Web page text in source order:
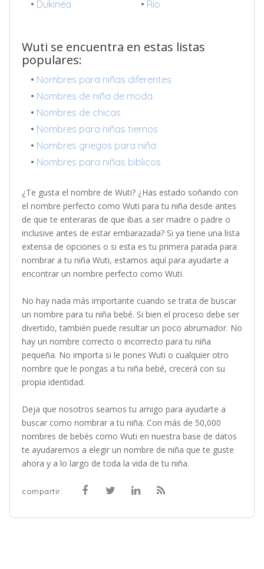
• Dukinea • Rio
Wuti se encuentra en estas listas
populares:
• Nombres para niñas diferentes
• Nombres de niña de moda
• Nombres de chicas
• Nombres para niñas tiernos
• Nombres griegos para niña
• Nombres para niñas biblicos
¿Te gusta el nombre de Wuti? ¿Has estado soñando con
el nombre perfecto como Wuti para tu niña desde antes
de que te enteraras de que ibas a ser madre o padre o
inclusive antes de estar embarazada? Si ya tiene una lista
extensa de opciones o si esta es tu primera parada para
nombrar a tu niña Wuti, estamos aquí para ayudarte a
encontrar un nombre perfecto como Wuti.
No hay nada más importante cuando se trata de buscar
un nombre para tu niña bebé. Si bien el proceso debe ser
divertido, también puede resultar un poco abrumador. No
hay un nombre correcto o incorrecto para tu niña
pequeña. No importa si le pones Wuti o cualquier otro
nombre que le pongas a tu niña bebé, crecerá con su
propia identidad.
Deja que nosotros seamos tu amigo para ayudarte a
buscar como nombrar a tu niña. Con más de 50,000
nombres de bebés como Wuti en nuestra base de datos
te ayudaremos a elegir un nombre de niña que te guste
ahora y a lo largo de toda la vida de tu niña.
compartir: